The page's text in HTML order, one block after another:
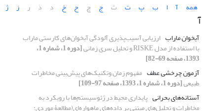
همه
آ ا ب پ ت ث ج چ ح خ د ذ ر ز ژ
آ
آبخوان ماراب ارزیابی آسیب‌پذیری آلودگی آبخوان‌های کارستی ماراب
با استفاده از مدل RISKE و تحلیل سری زمانی [دوره 1، شماره 1،
1393، صفحه 69-82]
آزمون چرخشی عطف مفهوم زمان وتکنیک‌های پیش‌بینی مخاطرات
طبیعی[دوره 1، شماره 1، 1393، صفحه 97-109]
آستانه‌های بحرانی پایداری محیط در ژئوسیستم‌ها با رویکرد به
مخاطرات و تحلیل‌های مبتنی بر داده‌های ماهواره‌ای(مطالعۀ موردی: